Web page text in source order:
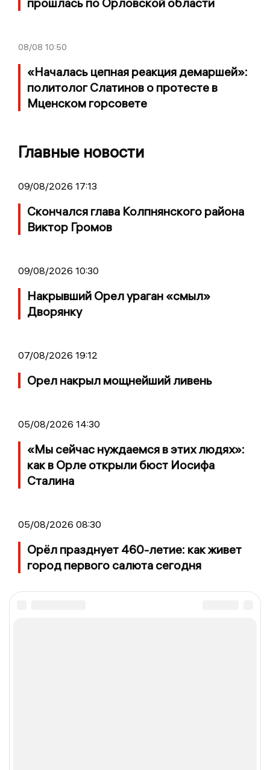
08/08 10:50
«Началась цепная реакция демаршей»:
политолог Слатинов о протесте в
Мценском горсовете
Главные новости
09/08/2026 17:13
Скончался глава Колпнянского района
Виктор Громов
09/08/2026 10:30
Накрывший Орел ураган «смыл»
Дворянку
07/08/2026 19:12
Орел накрыл мощнейший ливень
05/08/2026 14:30
«Мы сейчас нуждаемся в этих людях»:
как в Орле открыли бюст Иосифа
Сталина
05/08/2026 08:30
Орёл празднует 460-летие: как живет
город первого салюта сегодня